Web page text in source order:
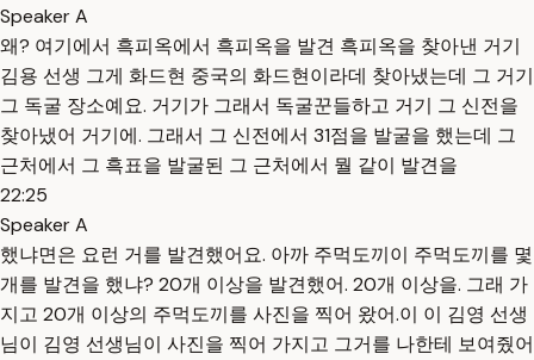
Speaker A
왜? 여기에서 흑피옥에서 흑피옥을 발견 흑피옥을 찾아낸 거기
김용 선생 그게 화드현 중국의 화드현이라데 찾아냈는데 그 거기
그 독굴 장소예요. 거기가 그래서 독굴꾼들하고 거기 그 신전을
찾아냈어 거기에. 그래서 그 신전에서 31점을 발굴을 했는데 그
근처에서 그 흑표을 발굴된 그 근처에서 뭘 같이 발견을
22:25
Speaker A
했냐면은 요런 거를 발견했어요. 아까 주먹도끼이 주먹도끼를 몇
개를 발견을 했냐? 20개 이상을 발견했어. 20개 이상을. 그래 가
지고 20개 이상의 주먹도끼를 사진을 찍어 왔어.이 이 김영 선생
님이 김영 선생님이 사진을 찍어 가지고 그거를 나한테 보여줬어